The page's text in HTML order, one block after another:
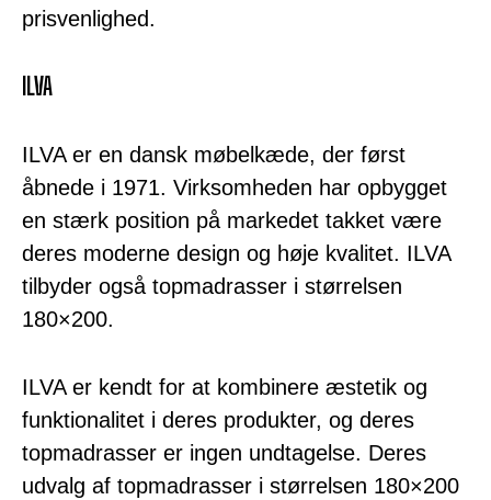
prisvenlighed.
ILVA
ILVA er en dansk møbelkæde, der først
åbnede i 1971. Virksomheden har opbygget
en stærk position på markedet takket være
deres moderne design og høje kvalitet. ILVA
tilbyder også topmadrasser i størrelsen
180×200.
ILVA er kendt for at kombinere æstetik og
funktionalitet i deres produkter, og deres
topmadrasser er ingen undtagelse. Deres
udvalg af topmadrasser i størrelsen 180×200